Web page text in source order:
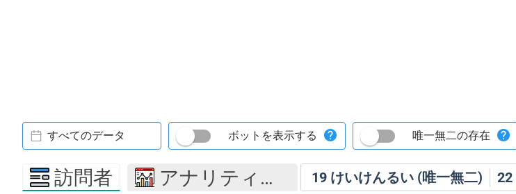
19 けいけんるい (唯一無二) 22
すべてのデータ ボットを表示する 唯一無二の存在
訪問者 アナリティクス